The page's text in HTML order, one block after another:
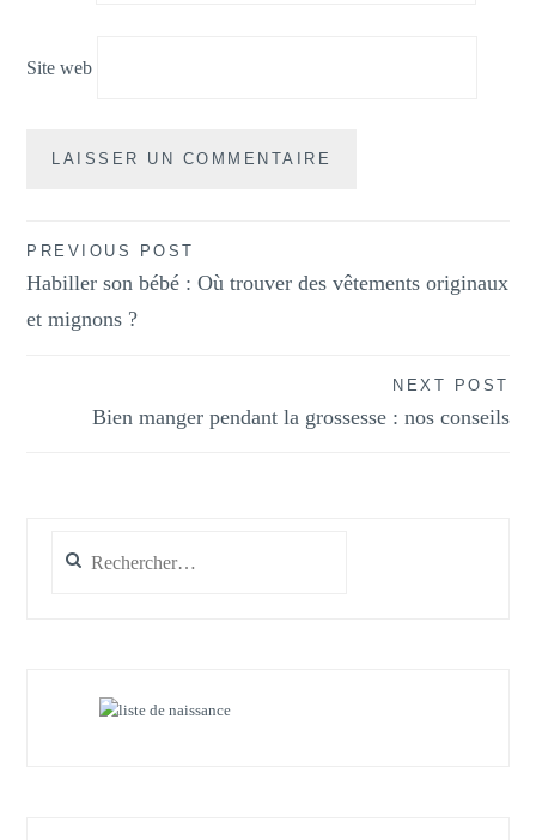
Site web
Navigation
de
PREVIOUS POST
Habiller son bébé : Où trouver des vêtements originaux
et mignons ?
NEXT POST
Bien manger pendant la grossesse : nos conseils